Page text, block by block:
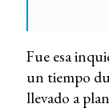
Fue esa
un tiempo
llevado a